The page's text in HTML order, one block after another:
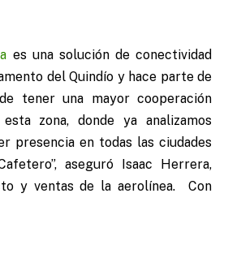
es una solución de conectividad
del Quindío y hace parte de
tener una mayor cooperación
zona, donde ya analizamos
presencia en todas las ciudades
aseguró Isaac Herrera,
y ventas de la aerolínea. Con